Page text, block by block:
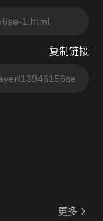
复制链接
更多